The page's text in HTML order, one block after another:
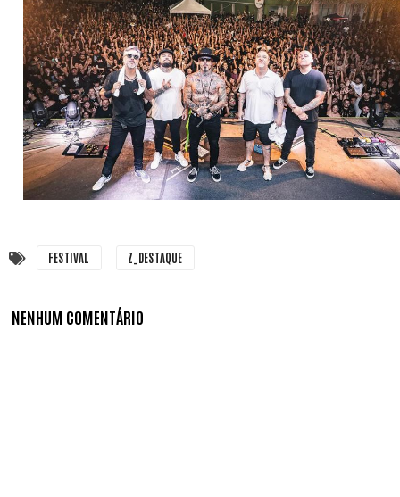
FESTIVAL Z_DESTAQUE
NENHUM COMENTÁRIO